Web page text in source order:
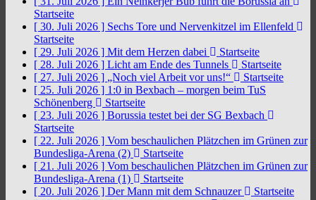
Startseite
[ 30. Juli 2026 ] Sechs Tore und Nervenkitzel im Ellenfeld
Startseite
[ 29. Juli 2026 ] Mit dem Herzen dabei
Startseite
[ 28. Juli 2026 ] Licht am Ende des Tunnels
Startseite
[ 27. Juli 2026 ] „Noch viel Arbeit vor uns!“
Startseite
[ 25. Juli 2026 ] 1:0 in Bexbach – morgen beim TuS
Schönenberg
Startseite
[ 23. Juli 2026 ] Borussia testet bei der SG Bexbach
Startseite
[ 22. Juli 2026 ] Vom beschaulichen Plätzchen im Grünen zur
Bundesliga-Arena (2)
Startseite
[ 21. Juli 2026 ] Vom beschaulichen Plätzchen im Grünen zur
Bundesliga-Arena (1)
Startseite
[ 20. Juli 2026 ] Der Mann mit dem Schnauzer
Startseite